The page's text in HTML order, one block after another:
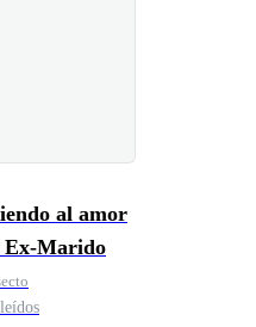
al amor
Ex-Marido